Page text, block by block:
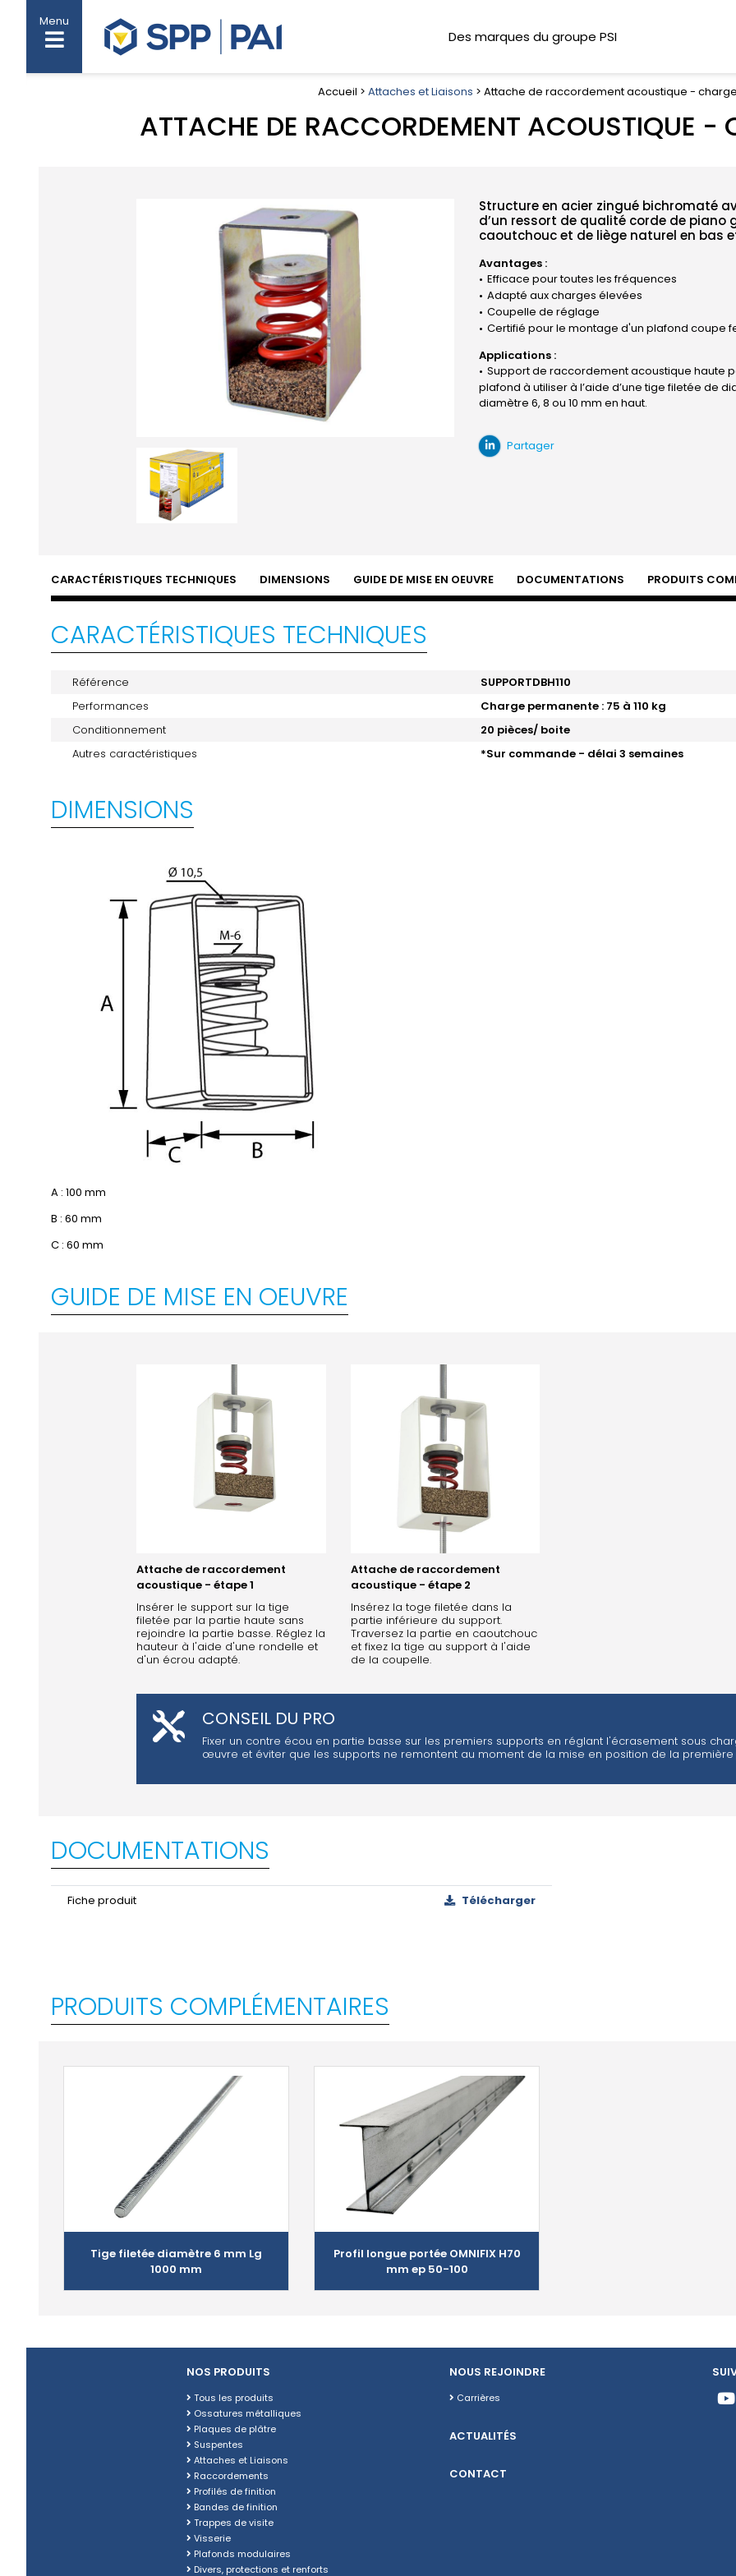
Menu
Des marques du groupe PSI
Accueil > Attaches et Liaisons > Attache de raccordement acoustique - charge
ATTACHE DE RACCORDEMENT ACOUSTIQUE -
Structure en acier zingué bichromaté
d’un ressort de qualité corde de piano
caoutchouc et de liège naturel en bas
Avantages :
Efficace pour toutes les fréquences
Adapté aux charges élevées
Coupelle de réglage
Certifié pour le montage d'un plafond coupe
Applications :
Support de raccordement acoustique haute
plafond à utiliser à l’aide d’une tige filetée de
diamètre 6, 8 ou 10 mm en haut.
Partager
CARACTÉRISTIQUES TECHNIQUES DIMENSIONS GUIDE DE MISE EN OEUVRE DOCUMENTATIONS PRODUITS
CARACTÉRISTIQUES TECHNIQUES
Référence
SUPPORTDBH110
Performances
Charge permanente : 75 à 110 kg
Conditionnement
20 pièces/ boite
Autres caractéristiques
*Sur commande - délai 3 semaines
DIMENSIONS
A : 100 mm
B : 60 mm
C : 60 mm
GUIDE DE MISE EN OEUVRE
Attache de raccordement
acoustique - étape 1
Insérer le support sur la tige
filetée par la partie haute sans
rejoindre la partie basse. Réglez la
hauteur à l'aide d'une rondelle et
d'un écrou adapté.
Attache de raccordement
acoustique - étape 2
Insérez la toge filetée dans la
partie inférieure du support.
Traversez la partie en caoutchouc
et fixez la tige au support à l'aide
de la coupelle.
CONSEIL DU PRO
Fixer un contre écou en partie basse sur les premiers supports en réglant l'écrasement sous
œuvre et éviter que les supports ne remontent au moment de la mise en position de la première
DOCUMENTATIONS
Fiche produit Télécharger
PRODUITS COMPLÉMENTAIRES
Tige filetée diamètre 6 mm Lg
1000 mm
Profil longue portée OMNIFIX H70
mm ep 50-100
NOS PRODUITS
Tous les produits
Ossatures métalliques
Plaques de plâtre
Suspentes
Attaches et Liaisons
Raccordements
Profilés de finition
Bandes de finition
Trappes de visite
Visserie
Plafonds modulaires
Divers, protections et renforts
NOUS REJOINDRE
Carrières
ACTUALITÉS
CONTACT